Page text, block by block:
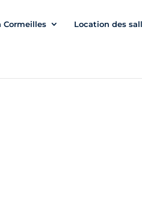
Cormeilles Location des